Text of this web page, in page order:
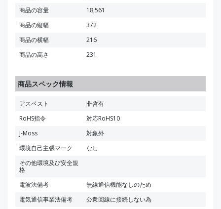
商品の容量
18,561
商品の縦幅
372
商品の横幅
216
商品の高さ
231
商品スペック情報
アスベスト
非含有
RoHS指令
対応RoHS10
J-Moss
対象外
環境自己主張マーク
なし
その他環境及び安全規
格
電波法備考
無線通信機能なしのため
電気通信事業法備考
公衆回線に接続しない為